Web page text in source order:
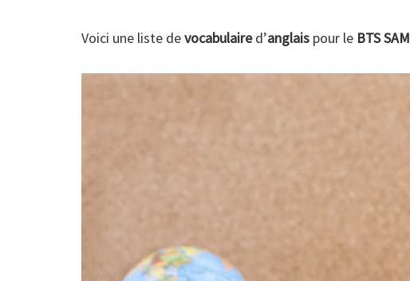
Voici une liste devocabulaired’anglais pour le BTS SAM